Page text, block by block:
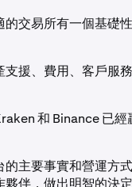
交易所有一個基礎
援、費用、客戶服
和 Binance 已
主要事實和營運方
伴，做出明智的決定